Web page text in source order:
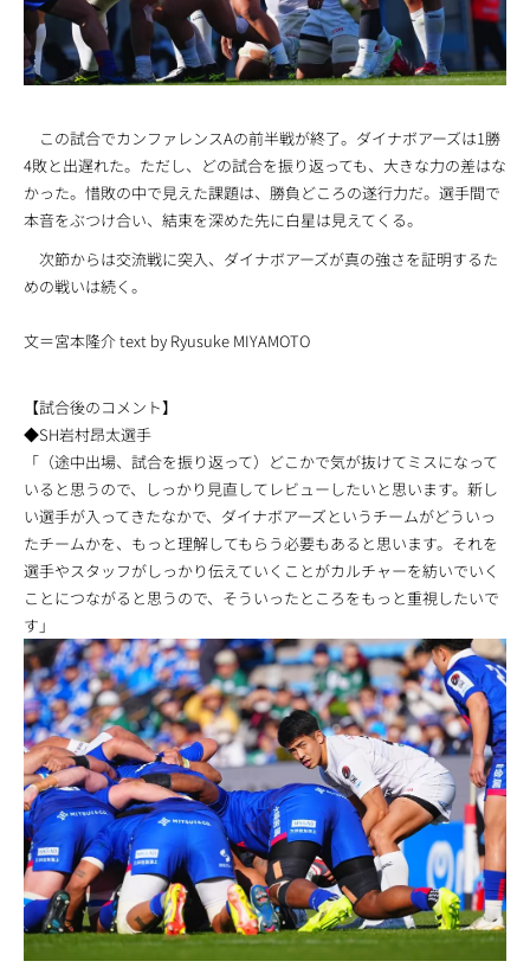
この試合でカンファレンスAの前半戦が終了。ダイナボアーズは1勝
4敗と出遅れた。ただし、どの試合を振り返っても、大きな力の差はな
かった。惜敗の中で見えた課題は、勝負どころの遂行力だ。選手間で
本音をぶつけ合い、結束を深めた先に白星は見えてくる。
次節からは交流戦に突入、ダイナボアーズが真の強さを証明するた
めの戦いは続く。
文＝宮本隆介 text by Ryusuke MIYAMOTO
【試合後のコメント】
◆SH岩村昂太選手
「（途中出場、試合を振り返って）どこかで気が抜けてミスになって
いると思うので、しっかり見直してレビューしたいと思います。新し
い選手が入ってきたなかで、ダイナボアーズというチームがどういっ
たチームかを、もっと理解してもらう必要もあると思います。それを
選手やスタッフがしっかり伝えていくことがカルチャーを紡いでいく
ことにつながると思うので、そういったところをもっと重視したいで
す」